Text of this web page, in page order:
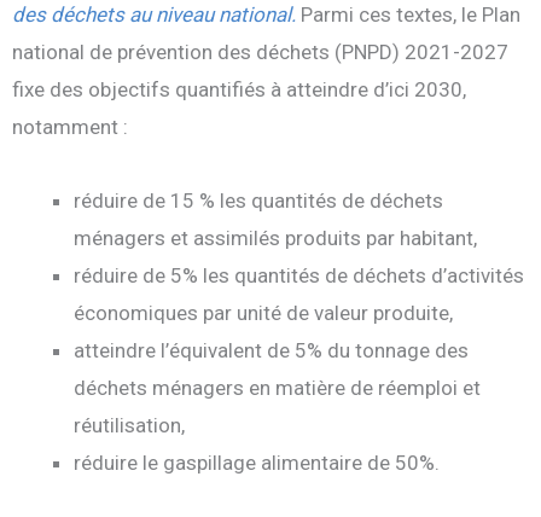
des déchets au niveau national. Parmi ces textes, le Plan
national de prévention des déchets (PNPD) 2021-2027
fixe des objectifs quantifiés à atteindre d’ici 2030,
notamment :
réduire de 15 % les quantités de déchets
ménagers et assimilés produits par habitant,
réduire de 5% les quantités de déchets d’activités
économiques par unité de valeur produite,
atteindre l’équivalent de 5% du tonnage des
déchets ménagers en matière de réemploi et
réutilisation,
réduire le gaspillage alimentaire de 50%.